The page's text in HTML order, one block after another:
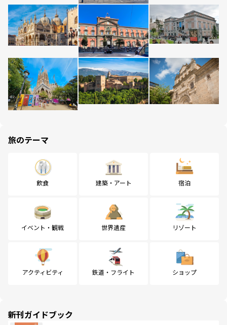
旅のテーマ
飲食 建築・アート 宿泊
イベント・観戦 世界遺産 リゾート
アクティビティ 鉄道・フライト ショップ
新刊ガイドブック